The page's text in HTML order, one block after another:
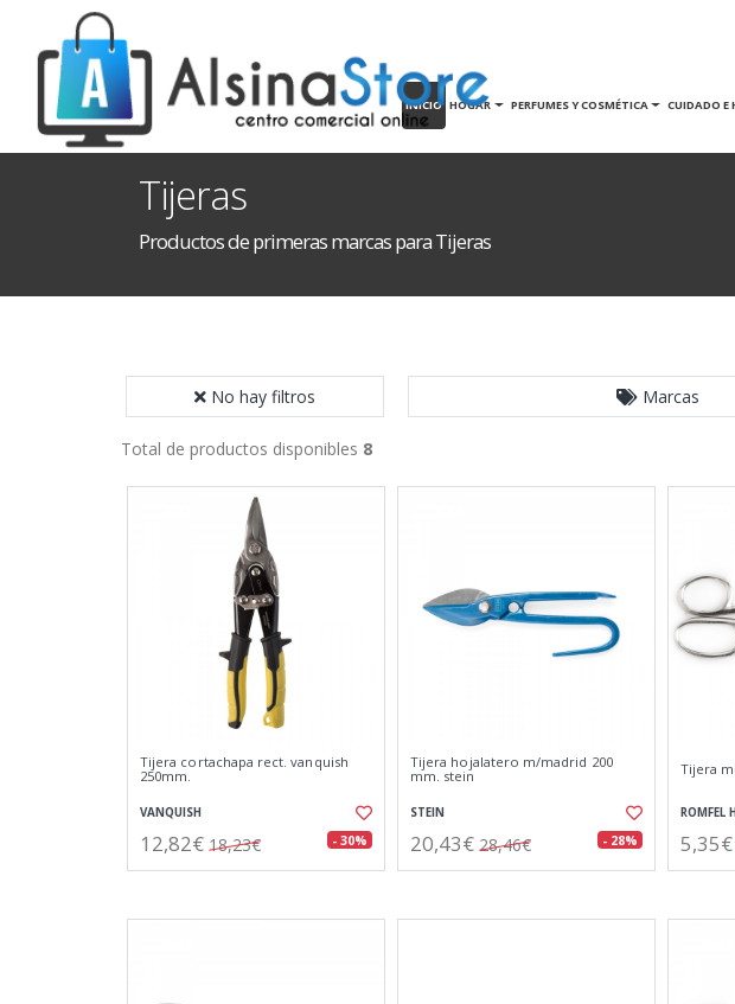
INICIO HOGAR PERFUMES Y COSMÉTICA CUIDADO E
Tijeras
Productos de primeras marcas para Tijeras
No hay filtros Marcas
Total de productos disponibles 8
Tijera cortachapa rect. vanquish
250mm.
VANQUISH
12,82€ 18,23€ - 30%
Tijera hojalatero m/madrid 200
mm. stein
STEIN
20,43€ 28,46€ - 28%
Tijera
ROMFEL
5,35€